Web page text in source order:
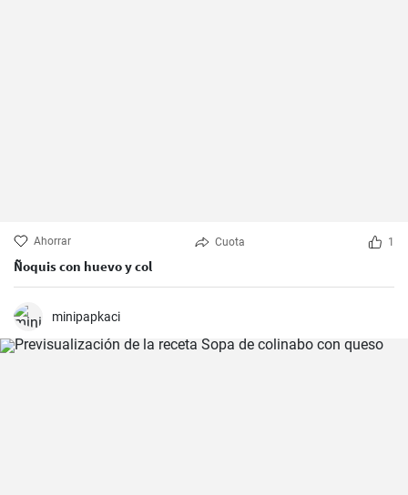
Ahorrar Cuota 1
Ñoquis con huevo y col
minipapkaci